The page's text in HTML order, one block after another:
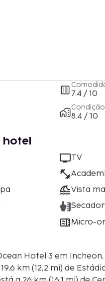
7.4 / 10
Condição
8.4 / 10
TV
Vista
Micro-
Hotel 3 em Incheon,
km (12,2 mi) de